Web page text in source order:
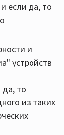
если да, то
и
устройств
да, то
из таких